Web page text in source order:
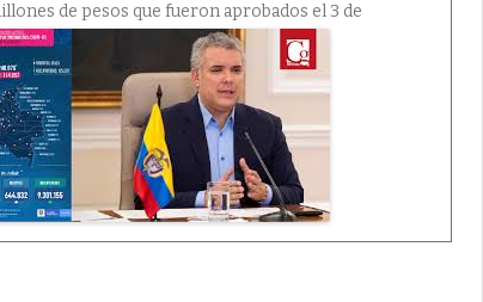
de pesos que fueron aprobados el 3 de